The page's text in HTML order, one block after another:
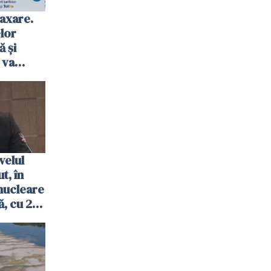
şi
în
cu 2